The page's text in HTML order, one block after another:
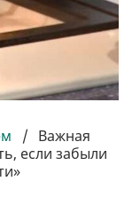
/ Важная
если забыли